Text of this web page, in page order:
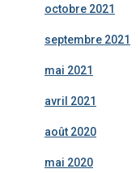
octobre 2021
septembre 2021
mai 2021
avril 2021
août 2020
mai 2020